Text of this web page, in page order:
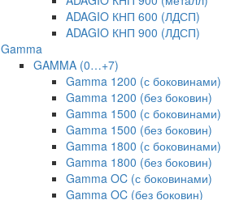
ADAGIO КНП 600 (ЛДСП)
ADAGIO КНП 900 (ЛДСП)
Gamma
GAMMA (0…+7)
Gamma 1200 (с боковинами)
Gamma 1200 (без боковин)
Gamma 1500 (с боковинами)
Gamma 1500 (без боковин)
Gamma 1800 (с боковинами)
Gamma 1800 (без боковин)
Gamma OC (с боковинами)
Gamma OC (без боковин)